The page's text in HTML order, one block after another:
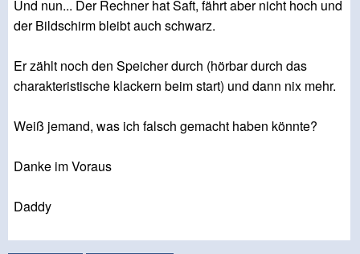
Und nun... Der Rechner hat Saft, fährt aber nicht hoch und
der Bildschirm bleibt auch schwarz.
Er zählt noch den Speicher durch (hörbar durch das
charakteristische klackern beim start) und dann nix mehr.
Weiß jemand, was ich falsch gemacht haben könnte?
Danke im Voraus
Daddy